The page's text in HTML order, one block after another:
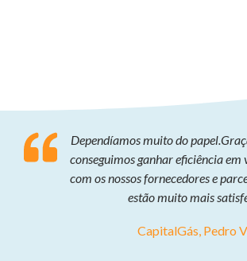
Dependíamos muito do
conseguimos ganhar eficiência em
com os nossos fornecedores e
estão muito mais
CapitalGás, Pedro